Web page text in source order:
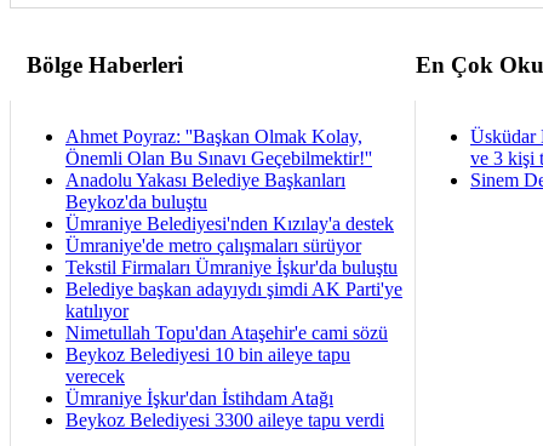
Bölge Haberleri En Çok
Ahmet Poyraz: ''Başkan Olmak Kolay,
Önemli Olan Bu Sınavı Geçebilmektir!''
Anadolu Yakası Belediye Başkanları
Beykoz'da buluştu
Ümraniye Belediyesi'nden Kızılay'a destek
Ümraniye'de metro çalışmaları sürüyor
Tekstil Firmaları Ümraniye İşkur'da buluştu
Belediye başkan adayıydı şimdi AK Parti'ye
katılıyor
Nimetullah Topu'dan Ataşehir'e cami sözü
Beykoz Belediyesi 10 bin aileye tapu
verecek
Ümraniye İşkur'dan İstihdam Atağı
Beykoz Belediyesi 3300 aileye tapu verdi
Üsküdar
ve 3 kişi
Sinem